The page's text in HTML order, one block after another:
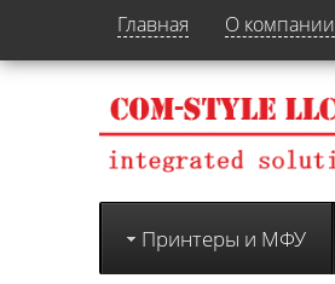
Главная О компании
Принтеры и МФУ